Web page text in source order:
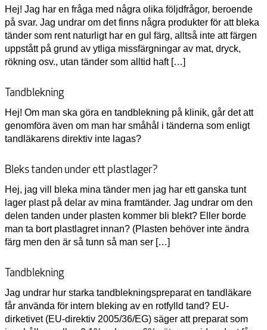
Hej! Jag har en fråga med några olika följdfrågor, beroende
på svar. Jag undrar om det finns några produkter för att bleka
tänder som rent naturligt har en gul färg, alltså inte att färgen
uppstått på grund av ytliga missfärgningar av mat, dryck,
rökning osv., utan tänder som alltid haft […]
Tandblekning
Hej! Om man ska göra en tandblekning på klinik, går det att
genomföra även om man har småhål i tänderna som enligt
tandläkarens direktiv inte lagas?
Bleks tanden under ett plastlager?
Hej, jag vill bleka mina tänder men jag har ett ganska tunt
lager plast på delar av mina framtänder. Jag undrar om den
delen tanden under plasten kommer bli blekt? Eller borde
man ta bort plastlagret innan? (Plasten behöver inte ändra
färg men den är så tunn så man ser […]
Tandblekning
Jag undrar hur starka tandblekningspreparat en tandläkare
får använda för intern bleking av en rotfylld tand? EU-
dirketivet (EU-direktiv 2005/36/EG) säger att preparat som